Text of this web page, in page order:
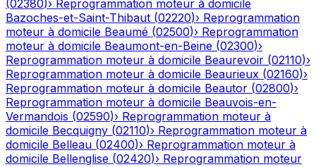
(02380)› Reprogrammation moteur à domicile
Bazoches-et-Saint-Thibaut (02220)› Reprogrammation
moteur à domicile Beaumé (02500)› Reprogrammation
moteur à domicile Beaumont-en-Beine (02300)›
Reprogrammation moteur à domicile Beaurevoir (02110)›
Reprogrammation moteur à domicile Beaurieux (02160)›
Reprogrammation moteur à domicile Beautor (02800)›
Reprogrammation moteur à domicile Beauvois-en-
Vermandois (02590)› Reprogrammation moteur à
domicile Becquigny (02110)› Reprogrammation moteur à
domicile Belleau (02400)› Reprogrammation moteur à
domicile Bellenglise (02420)› Reprogrammation moteur